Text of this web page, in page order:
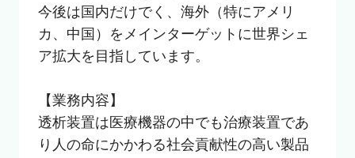
企業の担当者様
今後は国内だけでく、海外（特にアメリ
カ、中国）をメインターゲットに世界シェ
ア拡大を目指しています。
【業務内容】
透析装置は医療機器の中でも治療装置であ
り人の命にかかわる社会貢献性の高い製品